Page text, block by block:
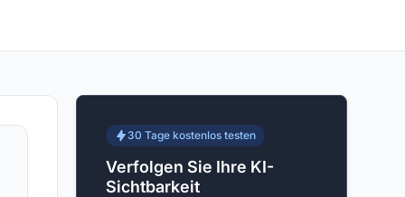
30 Tage kostenlos testen
Verfolgen Sie Ihre KI-
Sichtbarkeit